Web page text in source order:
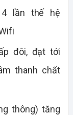
4 lần thế hệ
đôi, đạt tới
thanh chất
thông) tăng